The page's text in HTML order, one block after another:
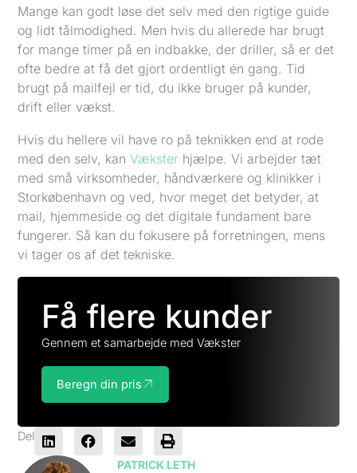
Mange kan godt løse det selv med den rigtige guide
og lidt tålmodighed. Men hvis du allerede har brugt
for mange timer på en indbakke, der driller, så er det
ofte bedre at få det gjort ordentligt én gang. Tid
brugt på mailfejl er tid, du ikke bruger på kunder,
drift eller vækst.
Hvis du hellere vil have ro på teknikken end at rode
med den selv, kanVækster hjælpe. Vi arbejder tæt
med små virksomheder, håndværkere og klinikker i
Storkøbenhavn og ved, hvor meget det betyder, at
mail, hjemmeside og det digitale fundament bare
fungerer. Så kan du fokusere på forretningen, mens
vi tager os af det tekniske.
Få flere kunder
Gennem et samarbejde med Vækster
Beregn din pris
Del
PATRICK LETH